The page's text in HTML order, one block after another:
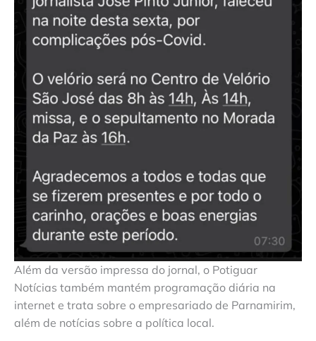
Além da versão impressa do jornal, o Potiguar
Notícias também mantém programação diária na
internet e trata sobre o empresariado de Parnamirim,
além de notícias sobre a política local.